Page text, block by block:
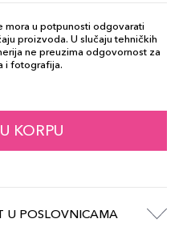
52,00 KM
mora u potpunosti odgovarati
proizvoda. U slučaju tehničkih
ne preuzima odgovornost za
i fotografija.
KORPU
U POSLOVNICAMA